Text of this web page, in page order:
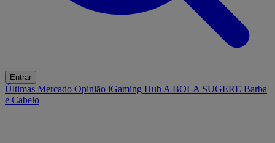
Entrar
Últimas Mercado Opinião iGaming Hub A BOLA SUGERE Barba
e Cabelo